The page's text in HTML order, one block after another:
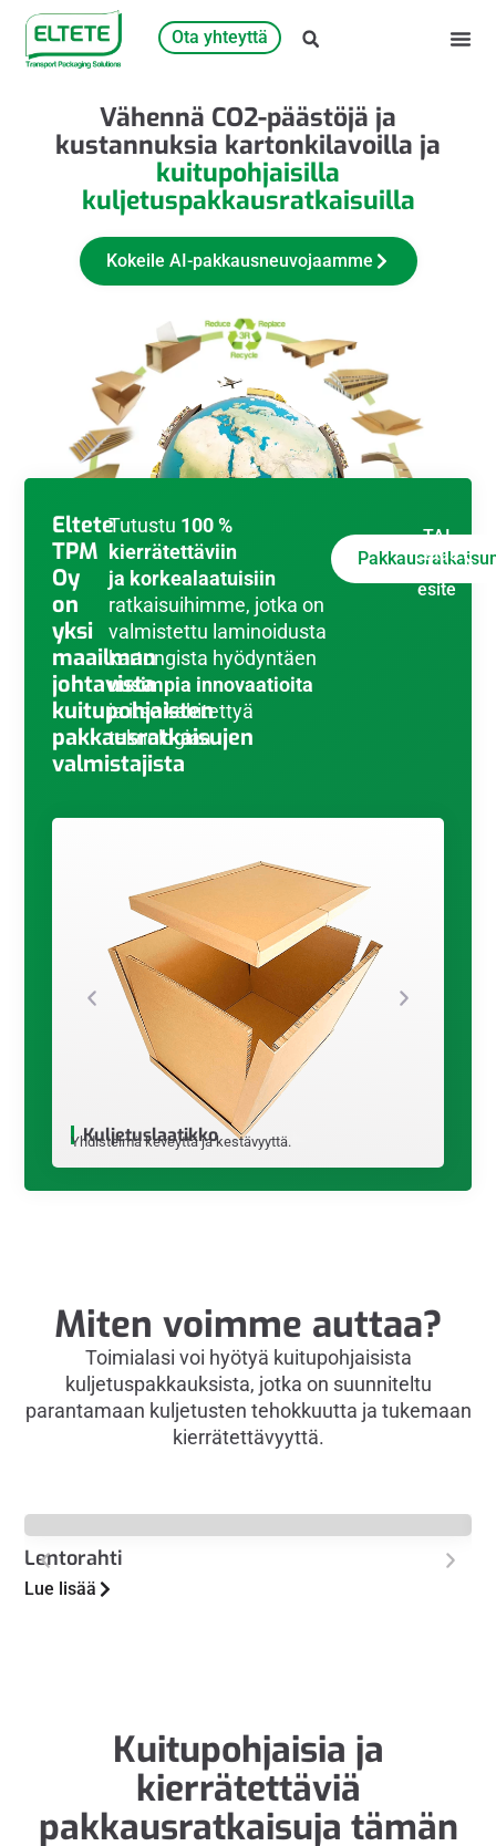
Ota yhteyttä
Vähennä CO2-päästöjä ja
kustannuksia kartonkilavoilla ja
kuitupohjaisilla
kuljetuspakkausratkaisuilla
Kokeile AI-pakkausneuvojaamme
Eltete
TPM
Oy
on
yksi
maailman
johtavista
kuitupohjaisten
pakkausratkaisujen
valmistajista
Tutustu 100 %
kierrätettäviin
ja korkealaatuisiin
ratkaisuihimme, jotka on
valmistettu laminoidusta
kartongista hyödyntäen
uusimpia innovaatioita
ja itse kehitettyä
teknologiaa.
TAI
Lataa
esite
Kuljetuslaatikko
Yhdistelmä keveyttä ja kestävyyttä.
Miten voimme auttaa?
Toimialasi voi hyötyä kuitupohjaisista
kuljetuspakkauksista, jotka on suunniteltu
parantamaan kuljetusten tehokkuutta ja tukemaan
kierrätettävyyttä.
Lentorahti
Lue lisää
Kuitupohjaisia ja
kierrätettäviä
pakkausratkaisuja tämän